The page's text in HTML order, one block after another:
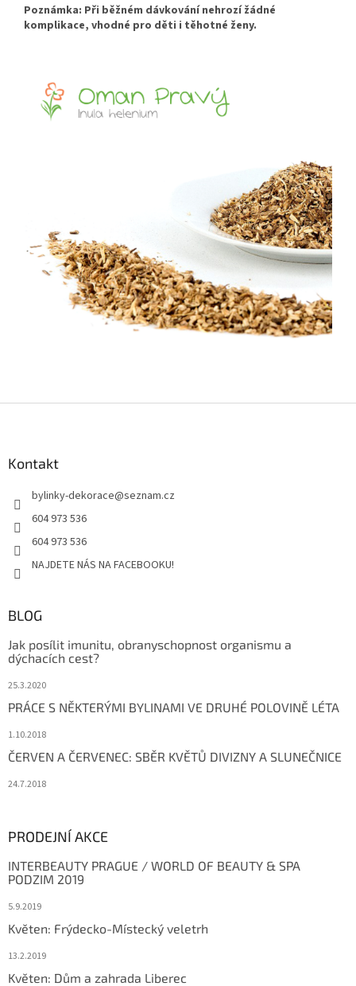
Poznámka: Při běžném dávkování nehrozí žádné
komplikace, vhodné pro děti i těhotné ženy.
Kontakt
bylinky-dekorace@seznam.cz
604 973 536
604 973 536
NAJDETE NÁS NA FACEBOOKU!
BLOG
Jak posílit imunitu, obranyschopnost organismu a
dýchacích cest?
25.3.2020
PRÁCE S NĚKTERÝMI BYLINAMI VE DRUHÉ POLOVINĚ LÉTA
1.10.2018
ČERVEN A ČERVENEC: SBĚR KVĚTŮ DIVIZNY A SLUNEČNICE
24.7.2018
PRODEJNÍ AKCE
INTERBEAUTY PRAGUE / WORLD OF BEAUTY & SPA
PODZIM 2019
5.9.2019
Květen: Frýdecko-Místecký veletrh
13.2.2019
Květen: Dům a zahrada Liberec